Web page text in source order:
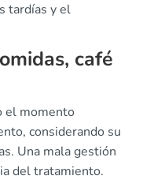
tardías y el
café
el momento
considerando su
Una mala gestión
del tratamiento.